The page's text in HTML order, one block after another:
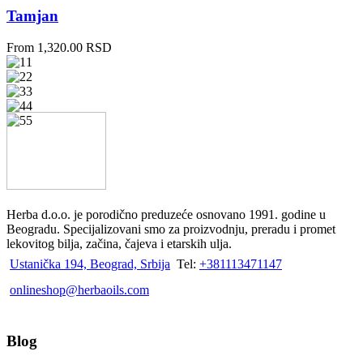
varijanti.
Opcije
na
Tamjan
From 1,320.00 RSD
Herba d.o.o. je porodično preduzeće osnovano 1991. godine u
Beogradu. Specijalizovani smo za proizvodnju, preradu i promet
lekovitog bilja, začina, čajeva i etarskih ulja.
Ustanička 194, Beograd, Srbija Tel: +381113471147
onlineshop@herbaoils.com
Blog